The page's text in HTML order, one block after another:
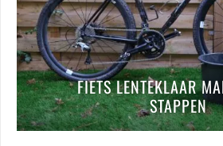
FIETS LENTEKLAAR
STAPPEN